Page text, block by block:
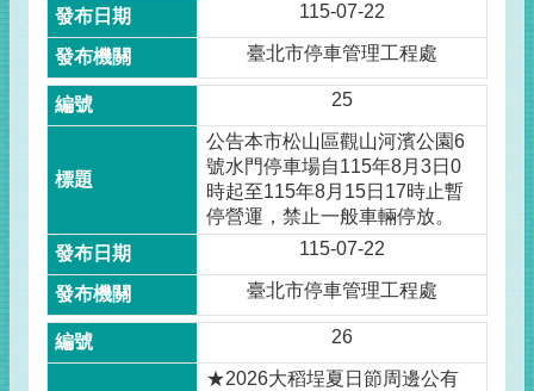
115-07-22
臺北市停車管理工程處
25
公告本市松山區觀山河濱公園6
號水門停車場自115年8月3日0
時起至115年8月15日17時止暫
停營運，禁止一般車輛停放。
115-07-22
臺北市停車管理工程處
26
★2026大稻埕夏日節周邊公有